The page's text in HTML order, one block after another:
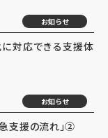
お知らせ
対応できる支援体
お知らせ
急支援の流れ」②